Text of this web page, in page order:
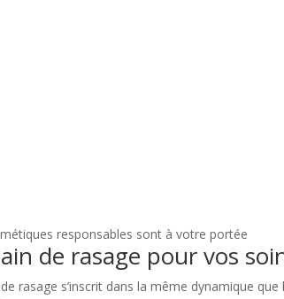
responsables sont à votre portée
de rasage pour vos
rasage s’inscrit dans la même dynamique